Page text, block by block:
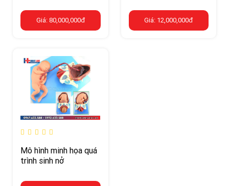
Giá: 80,000,000đ Giá: 12,000,000đ
Mô hình minh họa quá
trình sinh nở